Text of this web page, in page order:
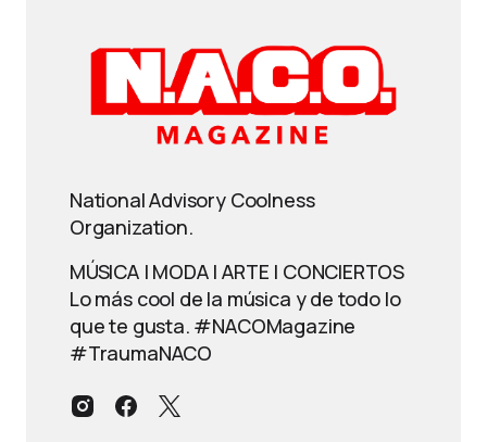
National Advisory Coolness
Organization.
MÚSICA | MODA | ARTE | CONCIERTOS
Lo más cool de la música y de todo lo
que te gusta. #NACOMagazine
#TraumaNACO